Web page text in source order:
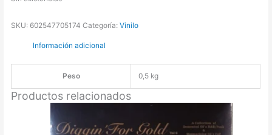
SKU:602547705174 Categoría:Vinilo
Información adicional
Peso 0,5 kg
Productos relacionados